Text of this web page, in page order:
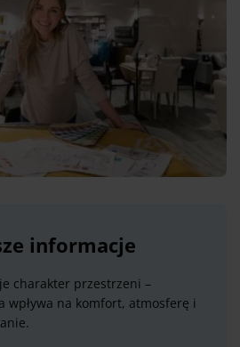
informacje
charakter przestrzeni –
wpływa na komfort, atmosferę i